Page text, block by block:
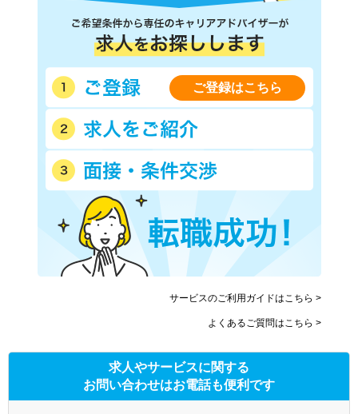
ご登録はこちら
サービスのご利用ガイドはこちら >
よくあるご質問はこちら >
求人やサービスに関する
お問い合わせはお電話も便利です